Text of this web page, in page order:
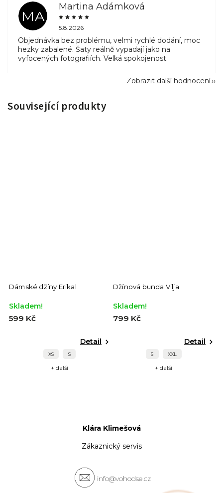
MA
Martina Adámková
5.8.2026
Objednávka bez problému, velmi rychlé dodání, moc
hezky zabalené. Šaty reálně vypadají jako na
vyfocených fotografiích. Velká spokojenost.
Zobrazit další hodnocení
Související produkty
Dámské džíny Erikal
Skladem!
599 Kč
Detail
XS S
+ další
Džínová bunda Vilja
Skladem!
799 Kč
Detail
S XXL
+ další
Klára Klimešová
Zákaznický servis
info@vohodse.cz